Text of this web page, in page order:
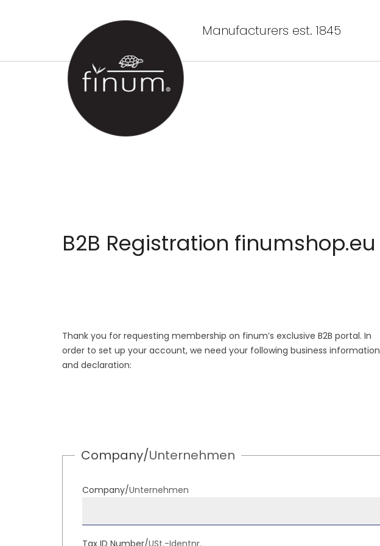
Manufacturers est. 1845
B2B Registration finumshop.eu
Thank you for requesting membership on finum’s exclusive B2B portal. In
order to set up your account, we need your following business information
and declaration:
Company/Unternehmen
Company/Unternehmen
Tax ID Number/USt.-Identnr.